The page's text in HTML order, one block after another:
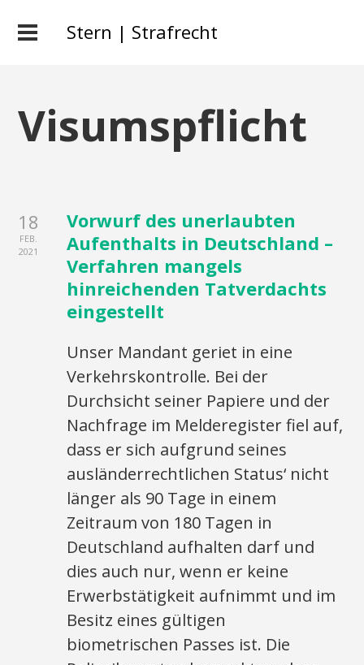
Stern | Strafrecht
Visumspflicht
18
FEB.
2021
Vorwurf des unerlaubten
Aufenthalts in Deutschland –
Verfahren mangels
hinreichenden Tatverdachts
eingestellt
Unser Mandant geriet in eine
Verkehrskontrolle. Bei der
Durchsicht seiner Papiere und der
Nachfrage im Melderegister fiel auf,
dass er sich aufgrund seines
ausländerrechtlichen Status‘ nicht
länger als 90 Tage in einem
Zeitraum von 180 Tagen in
Deutschland aufhalten darf und
dies auch nur, wenn er keine
Erwerbstätigkeit aufnimmt und im
Besitz eines gültigen
biometrischen Passes ist. Die